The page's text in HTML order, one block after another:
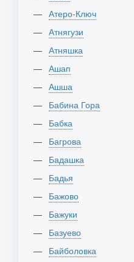
Атеро-Ключ
Атнягузи
Атняшка
Ашап
Ашша
Бабина Гора
Бабка
Багрова
Бадашка
Бадья
Бажово
Бажуки
Базуево
Байболовка